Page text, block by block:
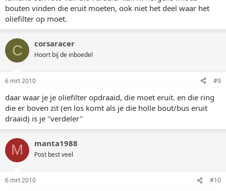
bouten vinden die eruit moeten, ook niet het deel waar het
oliefilter op moet.
C corsaracer
Hoort bij de inboedel
6 mrt 2010 #9
daar waar je je oliefilter opdraaid, die moet eruit. en die ring
die er boven zit (en los komt als je die holle bout/bus eruit
draaid) is je "verdeler"
M manta1988
Post best veel
6 mrt 2010 #10